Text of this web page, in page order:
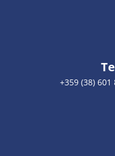
+359 (38) 601